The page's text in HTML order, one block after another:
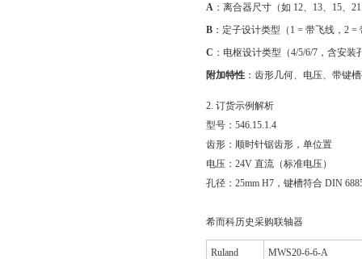
A ：离合器尺寸（如 12、13、15、
B ：定子设计类型（1 = 带飞线，2
C ：电枢设计类型（4/5/6/7，含安
附加特性 ：齿形几何、电压、带键
2. 订货示例解析
型号：546.15.1.4
齿形：顺时针锯齿形，单位置
电压：24V 直流（标准电压）
孔径：25mm H7，键槽符合 DIN
希而科历史采购联轴器
Ruland MWS20-6-6-A